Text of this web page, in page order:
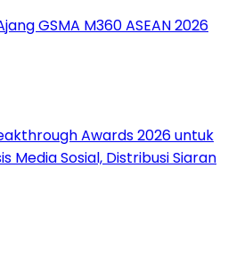
GSMA M360 ASEAN 2026
Awards 2026 untuk
Media Sosial, Distribusi Siaran